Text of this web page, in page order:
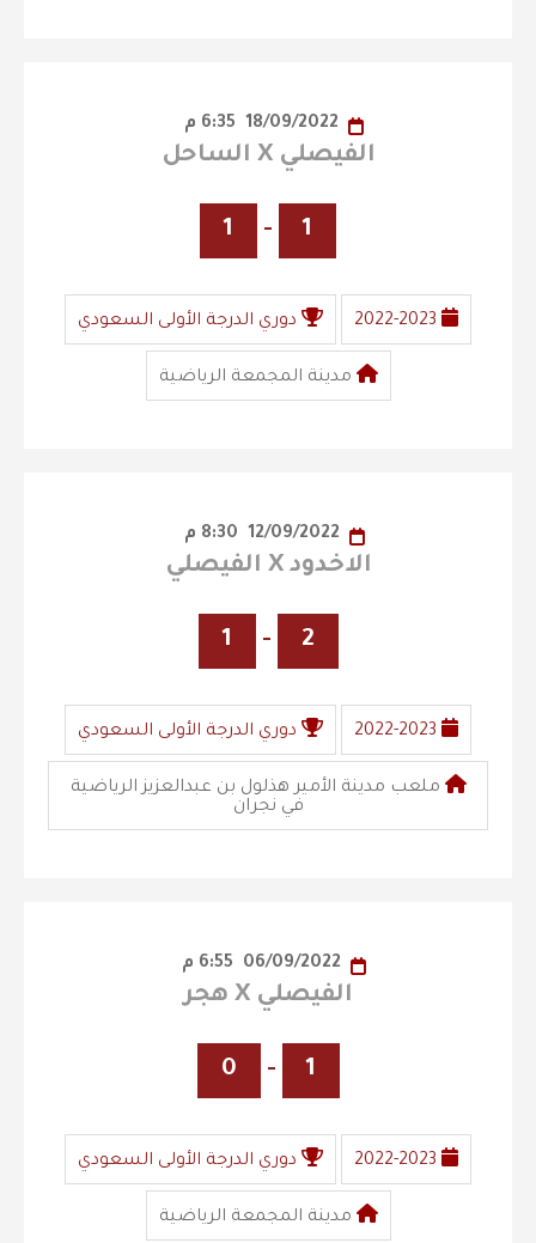
الفيصلي X الساحل
1
-
1
2022-2023 دوري الدرجة الأولى السعودي
مدينة المجمعة الرياضية
الاخدود X الفيصلي
2
-
1
2022-2023 دوري الدرجة الأولى السعودي
ملعب مدينة الأمير هذلول بن عبدالعزيز الرياضية
في نجران
الفيصلي X هجر
1
-
0
2022-2023 دوري الدرجة الأولى السعودي
مدينة المجمعة الرياضية